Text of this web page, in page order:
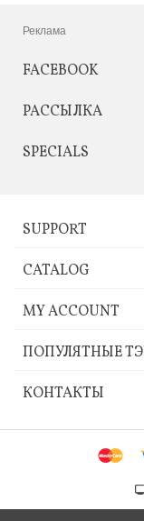
Реклама
FACEBOOK
РАССЫЛКА
SPECIALS
SUPPORT
CATALOG
MY ACCOUNT
ПОПУЛЯТНЫЕ
КОНТАКТЫ